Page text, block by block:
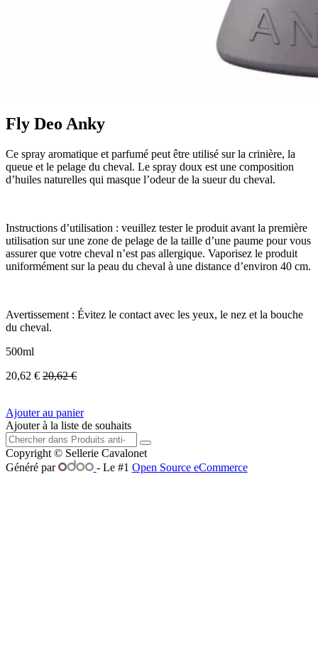
Fly Deo Anky
Ce spray aromatique et parfumé peut être utilisé sur la crinière, la
queue et le pelage du cheval. Le spray doux est une composition
d’huiles naturelles qui masque l’odeur de la sueur du cheval.
Instructions d’utilisation : veuillez tester le produit avant la première
utilisation sur une zone de pelage de la taille d’une paume pour vous
assurer que votre cheval n’est pas allergique. Vaporisez le produit
uniformément sur la peau du cheval à une distance d’environ 40 cm.
Avertissement : Évitez le contact avec les yeux, le nez et la bouche
du cheval.
500ml
20,62 € 20,62€
Ajouter au panier
Ajouter à la liste de souhaits
Copyright © Sellerie Cavalonet
Généré par
- Le #1 Open Source eCommerce